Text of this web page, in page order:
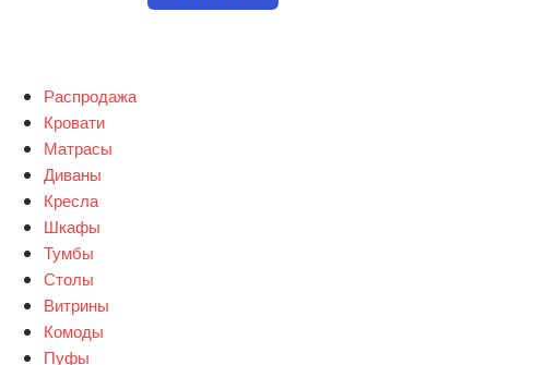
Распродажа
Кровати
Матрасы
Диваны
Кресла
Шкафы
Тумбы
Столы
Витрины
Комоды
Пуфы